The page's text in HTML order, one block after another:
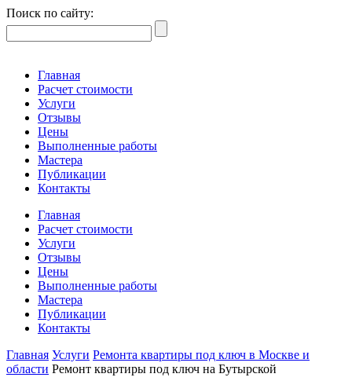
Поиск по сайту:
Главная
Расчет стоимости
Услуги
Отзывы
Цены
Выполненные работы
Мастера
Публикации
Контакты
Главная
Расчет стоимости
Услуги
Отзывы
Цены
Выполненные работы
Мастера
Публикации
Контакты
Главная Услуги Ремонта квартиры под ключ в Москве и
области Ремонт квартиры под ключ на Бутырской